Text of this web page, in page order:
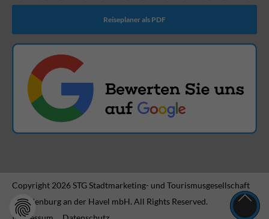
Reiseplaner als PDF
Copyright 2026 STG Stadtmarketing- und Tourismusgesellschaft
Brandenburg an der Havel mbH. All Rights Reserved.